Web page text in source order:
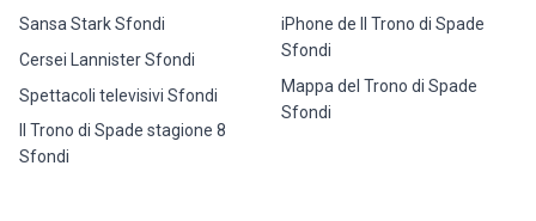
Sansa Stark Sfondi
Cersei Lannister Sfondi
Spettacoli televisivi Sfondi
Il Trono di Spade stagione 8
Sfondi
iPhone de Il Trono di Spade
Sfondi
Mappa del Trono di Spade
Sfondi